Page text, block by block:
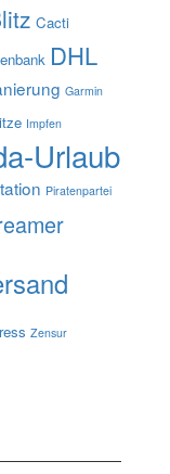
Cacti
DHL
Garmin
Impfen
Urlaub
Piratenpartei
Zensur